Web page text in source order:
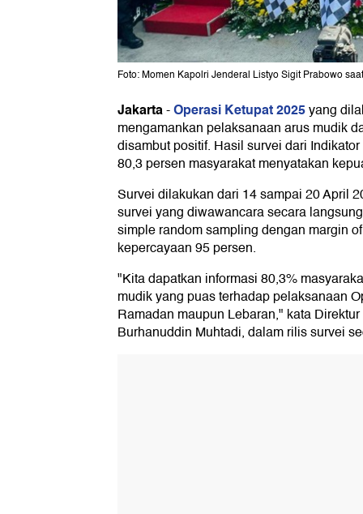
Foto: Momen Kapolri Jenderal Listyo Sigit Prabowo
Jakarta-Operasi Ketupat 2025yang
mengamankan pelaksanaan arus mudik
disambut positif. Hasil survei dari
80,3 persen masyarakat menyatakan
Survei dilakukan dari 14 sampai 20 April
survei yang diwawancara secara
simple random sampling dengan margin
kepercayaan 95 persen.
"Kita dapatkan informasi 80,3%
mudik yang puas terhadap pelaksanaan
Ramadan maupun Lebaran," kata
Burhanuddin Muhtadi, dalam rilis survei